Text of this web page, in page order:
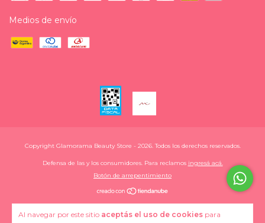
Al navegar por este sitio aceptás el uso de cookies para
Medios de envío
Copyright Glamorama Beauty Store - 2026. Todos los derechos reservados.
Defensa de las y los consumidores. Para reclamos ingresá acá.
Botón de arrepentimiento